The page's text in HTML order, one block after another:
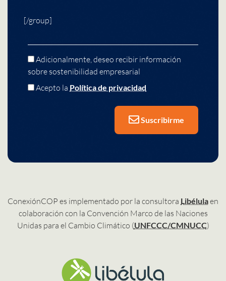
[/group]
Adicionalmente, deseo recibir información
sobre sostenibilidad empresarial
Acepto la Política de privacidad
Suscribirme
ConexiónCOP es implementado por la consultora Libélulaen
colaboración con la Convención Marco de las Naciones
Unidas para el Cambio Climático (UNFCCC/CMNUCC)